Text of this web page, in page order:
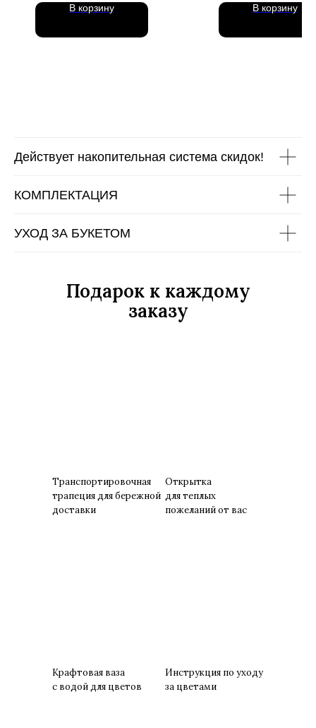
В корзину В корзину
Действует накопительная система скидок!
КОМПЛЕКТАЦИЯ
УХОД ЗА БУКЕТОМ
Транспортировочная
трапеция для бережной
доставки
Открытка
для теплых
пожеланий от вас
Крафтовая ваза
с водой для цветов
Инструкция по уходу
за цветами
Подарок к каждому
заказу